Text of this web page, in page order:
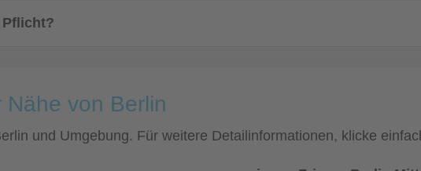
von Berlin
und Umgebung. Für weitere Detailinformationen, klicke